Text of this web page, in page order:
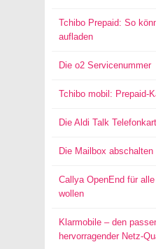
Tchibo Prepaid: So
aufladen
Die o2 Servicenummer
Tchibo mobil: Prepaid-
Die Aldi Talk
Die Mailbox abschalten
Callya OpenEnd für
wollen
Klarmobile – den
hervorragender Netz-